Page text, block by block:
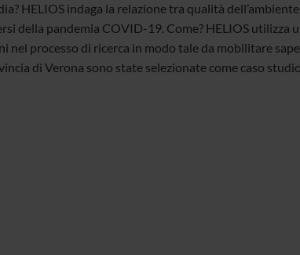
HELIOS indaga la relazione tra qualità
della pandemia COVID-19. Come? HELIOS utilizza
processo di ricerca in modo tale da mobilitare
di Verona sono state selezionate come caso